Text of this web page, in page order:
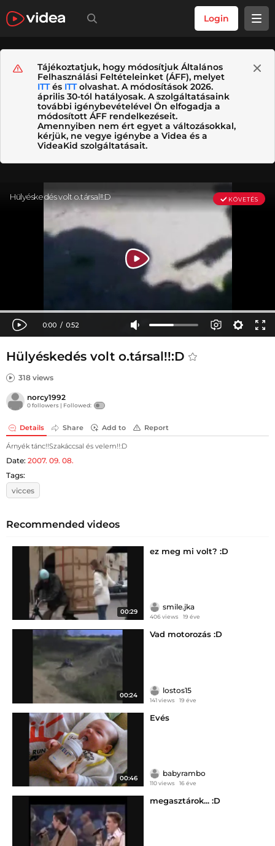
Login
Tájékoztatjuk, hogy módosítjuk Általános
Felhasználási Feltételeinket (ÁFF), melyet
ITTés ITTolvashat. A módosítások 2026.
április 30-tól hatályosak. A szolgáltatásaink
további igénybevételével Ön elfogadja a
módosított ÁFF rendelkezéseit.
Amennyiben nem ért egyet a változásokkal,
kérjük, ne vegye igénybe a Videa és a
VideaKid szolgáltatásait.
Hülyéskedés volt o.társal!!:D
318 views
norcy1992
0 followers | Followed:
Details Share Add to Report
Árnyék tánc!!Szakáccsal és velem!!:D
Date: 2007. 09. 08.
Tags:
vicces
Recommended videos
00:29
ez meg mi volt? :D
smile.jka
406 views 19 éve
00:24
Vad motorozás :D
lostos15
141 views 19 éve
00:46
Evés
babyrambo
110 views 16 éve
megasztárok... :D